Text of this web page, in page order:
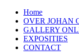
Home
OVER JOHAN
GALLERY
EXPOSITIES
CONTACT